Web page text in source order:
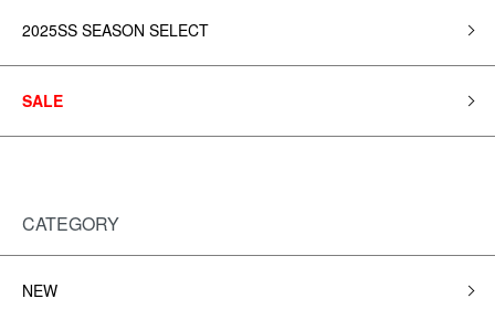
2025SS SEASON SELECT
SALE
CATEGORY
NEW